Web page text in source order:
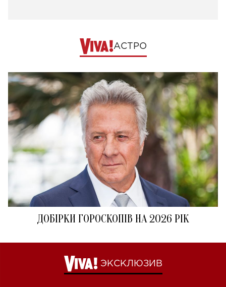
АСТРО
ДОБІРКИ ГОРОСКОПІВ НА 2026 РІК
ЭКСКЛЮЗИВ